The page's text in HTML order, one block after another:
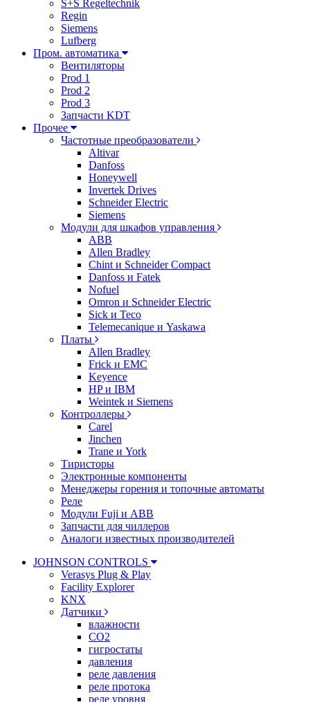
S+S Regeltechnik
Regin
Siemens
Lufberg
Пром. автоматика
Вентиляторы
Prod 1
Prod 2
Prod 3
Запчасти KDT
Прочее
Частотные преобразователи
Altivar
Danfoss
Honeywell
Invertek Drives
Schneider Electric
Siemens
Модули для шкафов управления
ABB
Allen Bradley
Chint и Schneider Compact
Danfoss и Fatek
Nofuel
Omron и Schneider Electric
Sick и Teco
Telemecanique и Yaskawa
Платы
Allen Bradley
Frick и EMC
Keyence
HP и IBM
Weintek и Siemens
Контроллеры
Carel
Jinchen
Trane и York
Тиристоры
Электронные компоненты
Менеджеры горения и топочные автоматы
Реле
Модули Fuji и ABB
Запчасти для чиллеров
Аналоги известных производителей
JOHNSON CONTROLS
Verasys Plug & Play
Facility Explorer
KNX
Датчики
влажности
CO2
гигростаты
давления
реле давления
реле протока
реле уровня